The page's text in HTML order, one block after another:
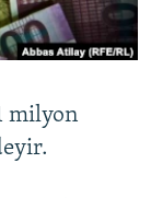
milyon